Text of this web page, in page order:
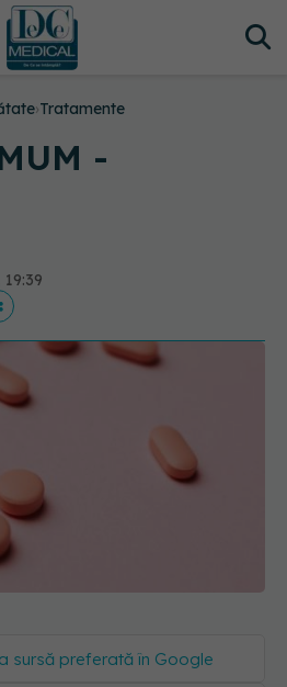
›Tratamente
-
sursă preferată în Google